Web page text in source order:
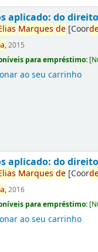
aplicado: do
Marques de [Coor
2015
para empréstimo: [
ao seu carrinho
aplicado: do
Marques de [Coor
2016
para empréstimo: [
ao seu carrinho